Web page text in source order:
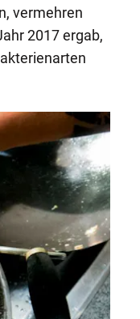
vermehren
2017 ergab,